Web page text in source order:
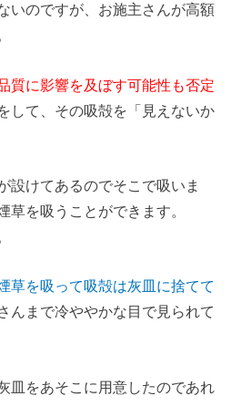
いのですが、お施主さんが高額
質に影響を及ぼす可能性も否定
して、その吸殻を「見えないか
設けてあるのでそこで吸いま
を吸うことができます。
草を吸って吸殻は灰皿に捨てて
んまで冷ややかな目で見られて
皿をあそこに用意したのであれ